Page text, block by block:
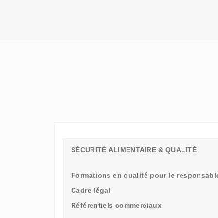
SÉCURITÉ ALIMENTAIRE & QUALITÉ
Formations en qualité pour le
Cadre légal
Référentiels commerciaux